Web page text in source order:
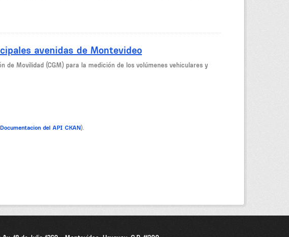
avenidas de Montevideo
de Movilidad (CGM) para la medición de los volúmenes vehiculares y
Documentacion del API CKAN).